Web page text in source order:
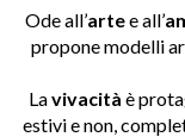
Ode all’artee all’
propone modelli
Lavivacità è
estivi e non,